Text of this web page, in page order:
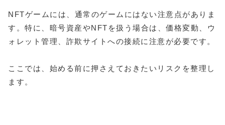
NFTゲームには、通常のゲームにはない注意点がありま
す。特に、暗号資産やNFTを扱う場合は、価格変動、ウ
ォレット管理、詐欺サイトへの接続に注意が必要です。
ここでは、始める前に押さえておきたいリスクを整理し
ます。